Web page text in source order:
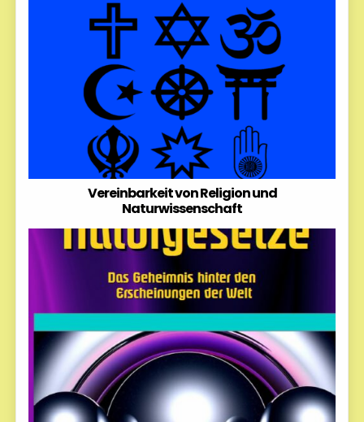
Vereinbarkeit von Religion und
Naturwissenschaft